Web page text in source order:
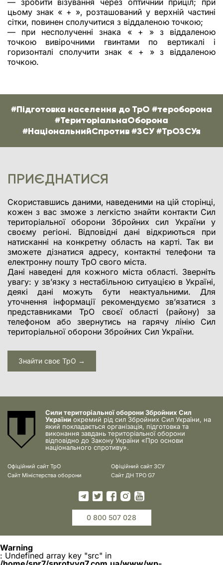
цьому знак « + », розташований у верхній частині
сітки, повинен сполучитися з віддаленою точкою;
— при несполученні знака « + » з віддаленою
точкою вивірочними гвинтами по вертикалі і
горизонталі сполучити знак « + » з віддаленою
точкою.
#Підготовка населення до ТрО #тероборона
#ТериторіальнаОборона
#НаціональнийСпротив #ЗСУ #ТрОЗСУя
ПРИЄДНАТИСЯ
Скориставшись даними, наведеними на цій сторінці,
кожен з вас зможе з легкістю знайти контакти Сил
територіальної оборони Збройних сил України у
своєму регіоні. Відповідні дані відкриються при
натисканні на конкретну область на карті. Так ви
зможете дізнатися адресу, контактні телефони та
електронну пошту ТрО свого міста.
Дані наведені для кожного міста області. Зверніть
увагу: у зв’язку з нестабільною ситуацією в Україні,
деякі дані можуть бути неактуальними. Для
уточнення інформації рекомендуємо зв’язатися з
представниками ТрО своєї області (району) за
телефоном або звернутись на гарячу лінію Сил
територіальної оборони Збройних Сил України.
Знайти своє ТрО →
Сили територіальної оборони Збройних Сил
Україниокремий рід сил Збройних Сил України, на
який покладається організація, підготовка та
виконання завдань територіальної оборони
відповідно до Закону України «Про основи
національного спротиву».
Офіційний сайт ТрО
Офіційний сайт ЗСУ
Сайт Міністерства оборони
Сайт ДН ТРО G7
0 800 507 028
Warning
: Undefined array key "src" in